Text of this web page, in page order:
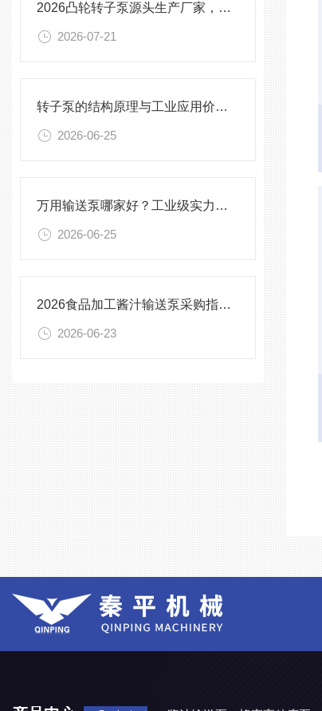
2026凸轮转子泵源头生产厂家，石油化工、污泥、耐磨损工业转子泵哪家好？
2026-07-21
转子泵的结构原理与工业应用价值探析
2026-06-25
万用输送泵哪家好？工业级实力厂家秦平机械多工况实测分享
2026-06-25
2026食品加工酱汁输送泵采购指南：对比材质流量筛选良好生产厂家
2026-06-23